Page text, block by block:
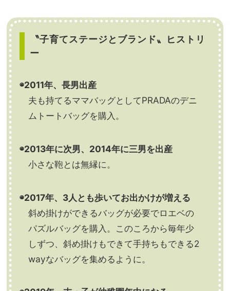
〝子育てステージとブランド〟ヒストリ
ー
◉2011年、長男出産
夫も持てるママバッグとしてPRADAのデニ
ムトートバッグを購入。
◉2013年に次男、2014年に三男を出産
小さな鞄とは無縁に。
◉2017年、3人とも歩いてお出かけが増える
斜め掛けができるバッグが必要でロエベの
パズルバッグを購入。このころから毎年少
しずつ、斜め掛けもできて手持ちもできる2
wayなバッグを集めるように。